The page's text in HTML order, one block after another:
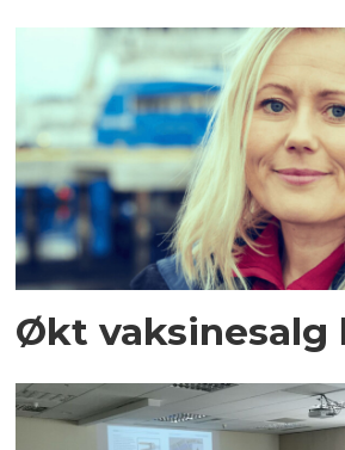
Økt vaksinesalg